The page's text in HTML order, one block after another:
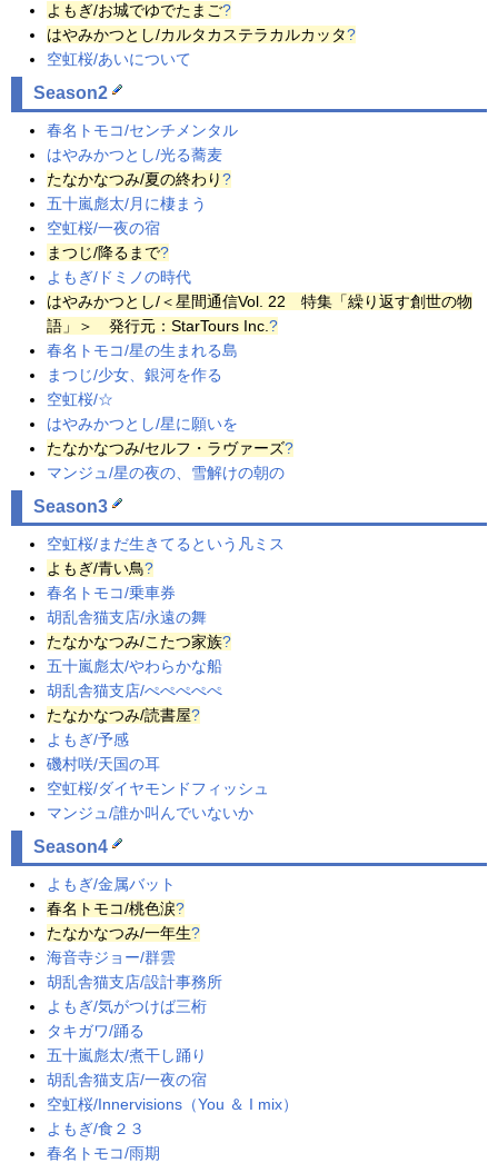
よもぎ/お城でゆでたまご?
はやみかつとし/カルタカステラカルカッタ?
空虹桜/あいについて
Season2
春名トモコ/センチメンタル
はやみかつとし/光る蕎麦
たなかなつみ/夏の終わり?
五十嵐彪太/月に棲まう
空虹桜/一夜の宿
まつじ/降る まで?
よもぎ/ドミノの時代
はやみかつとし/＜星間通信Vol. 22 特集「繰り返す創世の物
語 」＞ 発行元：StarTours Inc. ?
春名トモコ/星の生まれる島
まつじ/少女、銀河を作る
空虹桜/☆
はやみかつとし/星に願いを
たなかなつみ/セルフ・ラヴァーズ?
マンジュ/星の夜の、雪解けの朝の
Season3
空虹桜/まだ生きてるという凡ミス
よもぎ⁠/青い鳥?
春名トモコ/乗車券
胡乱舎猫支店/永遠の舞
たなかなつみ/こたつ家族?
五十嵐彪太/やわらかな船
胡乱舎猫支店/ぺぺぺぺぺ
たなかなつみ⁠/読書屋?
よもぎ/予感
磯村咲/天国の耳
空虹桜/ダイヤモンドフィッシュ
マンジュ/誰か叫んでいないか
Season4
よもぎ/金属バット
春名トモコ/桃色涙?
たなかなつみ/一年生?
海音寺ジョー/群雲
胡乱舎猫支店/設計事務所
よもぎ/気がつけば三桁
タキガワ/踊る
五十嵐彪太/煮干し踊り
胡乱舎猫支店/一夜の宿
空虹桜/Innervisions（You ＆ I mix）
よもぎ/食２３
春名トモコ/雨期